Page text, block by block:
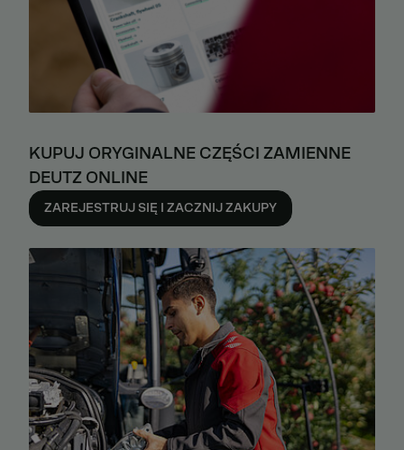
KUPUJ ORYGINALNE CZĘŚCI ZAMIENNE
DEUTZ ONLINE
ZAREJESTRUJ SIĘ I ZACZNIJ ZAKUPY